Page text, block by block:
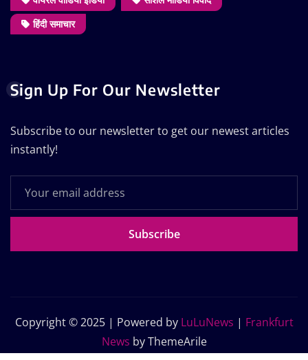
हिंदी समाचार
Sign Up For Our Newsletter
Subscribe to our newsletter to get our newest articles
instantly!
Subscribe
Copyright © 2025 | Powered by LuLuNews | Frankfurt
News by ThemeArile